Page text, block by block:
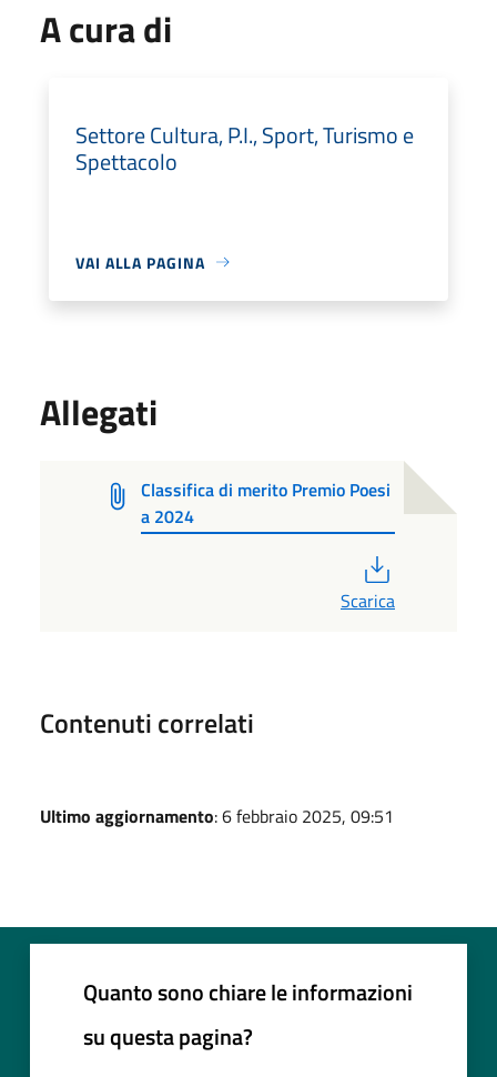
A cura di
Settore Cultura, P.I., Sport, Turismo e
Spettacolo
VAI ALLA PAGINA
Allegati
Classifica di merito Premio Poesi
a 2024
Scarica
Contenuti correlati
Ultimo aggiornamento: 6 febbraio 2025, 09:51
Quanto sono chiare le informazioni
su questa pagina?